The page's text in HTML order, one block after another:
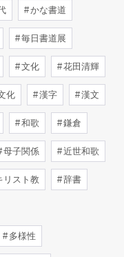
かな書道
毎日書道展
文化 花田清輝
化 漢字 漢文
和歌 鎌倉
母子関係 近世和歌
スト教 辞書
多様性